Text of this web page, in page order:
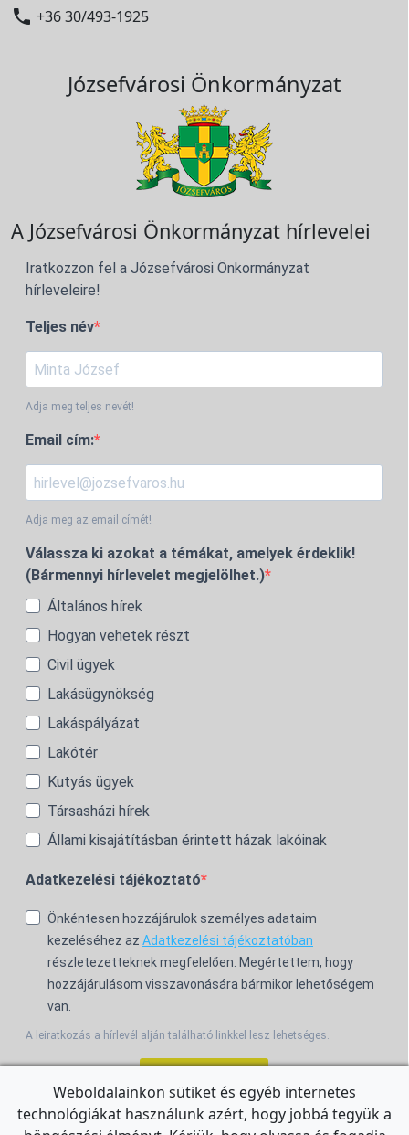
 +36 30/493-1925
Józsefvárosi Önkormányzat
A Józsefvárosi Önkormányzat hírlevelei
Iratkozzon fel a Józsefvárosi Önkormányzat
hírleveleire!
Teljes név
Adja meg teljes nevét!
Email cím:
Adja meg az email címét!
Válassza ki azokat a témákat, amelyek érdeklik!
(Bármennyi hírlevelet megjelölhet.)
Általános hírek
Hogyan vehetek részt
Civil ügyek
Lakásügynökség
Lakáspályázat
Lakótér
Kutyás ügyek
Társasházi hírek
Állami kisajátításban érintett házak lakóinak
Adatkezelési tájékoztató
Önkéntesen hozzájárulok személyes adataim
kezeléséhez az Adatkezelési tájékoztatóban
részletezetteknek megfelelően. Megértettem, hogy
hozzájárulásom visszavonására bármikor lehetőségem
van.
A leiratkozás a hírlevél alján található linkkel lesz lehetséges.
For the English Newsletter, clickHERE.
Weboldalainkon sütiket és egyéb internetes
technológiákat használunk azért, hogy jobbá tegyük a